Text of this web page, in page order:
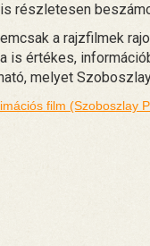
részletesen
a rajzfilmek
is értékes,
melyet
film (Szoboszlay